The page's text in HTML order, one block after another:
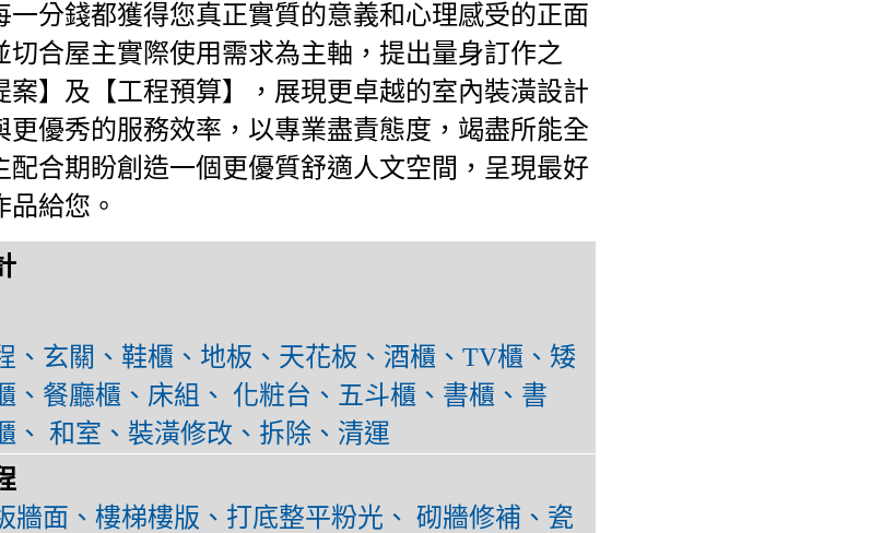
一分錢都獲得您真正實質的意義和心理感受的正面
切合屋主實際使用需求為主軸，提出量身訂作之
案】及【工程預算】，展現更卓越的室內裝潢設計
更優秀的服務效率，以專業盡責態度，竭盡所能全
配合期盼創造一個更優質舒適人文空間，呈現最好
品給您。
、玄關、鞋櫃、地板、天花板、酒櫃、TV櫃、矮
、餐廳櫃、床組、 化粧台、五斗櫃、書櫃、書
、 和室、裝潢修改、拆除、清運
牆面、樓梯樓版、打底整平粉光、 砌牆修補、瓷